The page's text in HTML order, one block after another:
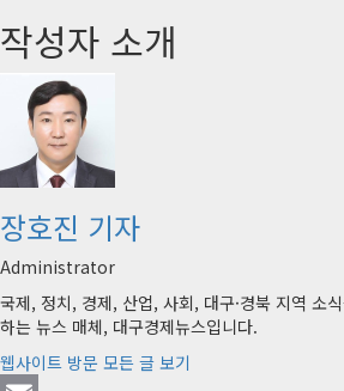
작성자 소개
장호진 기자
Administrator
국제, 정치, 경제, 산업, 사회, 대구·경북 지역 소
하는 뉴스 매체, 대구경제뉴스입니다.
웹사이트 방문 모든 글 보기